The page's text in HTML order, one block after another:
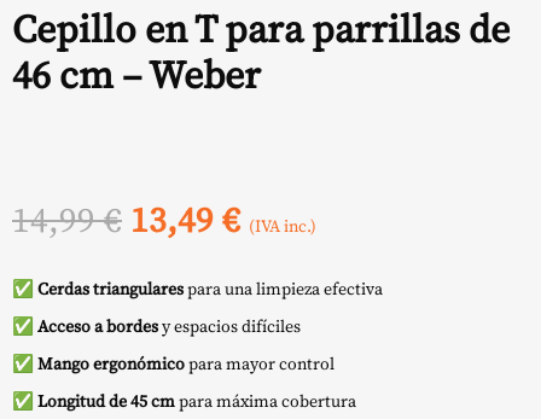
Cepillo en T para parrillas de
46 cm – Weber
14,99€ El
original
era:
14,99 €.
13,49€El
actual
es:
13,49 €.
(IVA inc.)
✅ Cerdas triangularespara una limpieza efectiva
✅ Acceso a bordesy espacios difíciles
✅ Mango ergonómicopara mayor control
✅ Longitud de 45 cmpara máxima cobertura